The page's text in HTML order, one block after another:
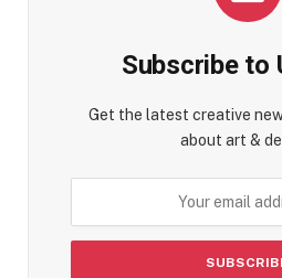
Subscribe to
Get the latest creative
about art &